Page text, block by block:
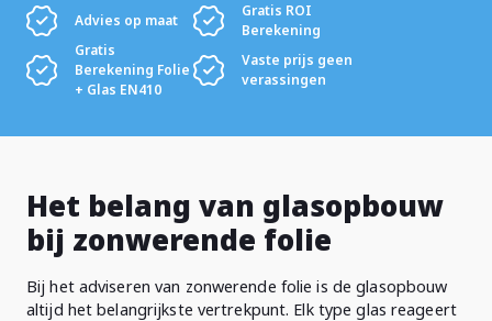
Advies op maat
Gratis ROI
Berekening
Gratis
Berekening Folie
+ Glas EN410
Vaste prijs geen
verassingen
Het belang van glasopbouw
bij zonwerende folie
Bij het adviseren van zonwerende folie is de glasopbouw
altijd het belangrijkste vertrekpunt. Elk type glas reageert